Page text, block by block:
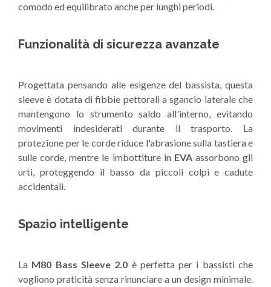
comodo ed equilibrato anche per lunghi periodi.
Funzionalità di sicurezza avanzate
Progettata pensando alle esigenze del bassista, questa
sleeve è dotata di fibbie pettorali a sgancio laterale che
mantengono lo strumento saldo all'interno, evitando
movimenti indesiderati durante il trasporto. La
protezione per le corde riduce l'abrasione sulla tastiera e
sulle corde, mentre le imbottiture in EVAassorbono gli
urti, proteggendo il basso da piccoli colpi e cadute
accidentali.
Spazio intelligente
La M80 Bass Sleeve 2.0 è perfetta per i bassisti che
vogliono praticità senza rinunciare a un design minimale.